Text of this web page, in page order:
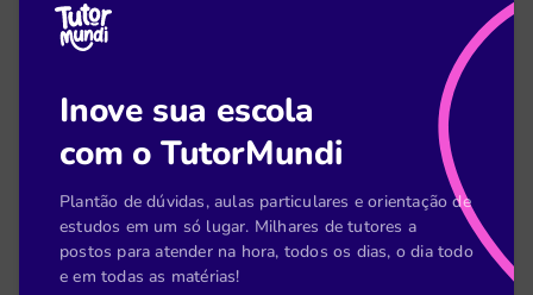
Linguagens, códigos e suas tecnologias –
contendo Literatura, Português e Língua
Estrangeira (inglês ou espanhol de acordo
com a escolha do participante);
Redação – em que serão avaliadas 5
competências, desde argumentação até
Inove sua escola
com o TutorMundi
Plantão de dúvidas, aulas particulares e orientação de
estudos em um só lugar. Milhares de tutores a
postos para atender na hora, todos os dias, o dia todo
e em todas as matérias!